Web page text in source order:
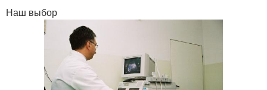
Наш выбор